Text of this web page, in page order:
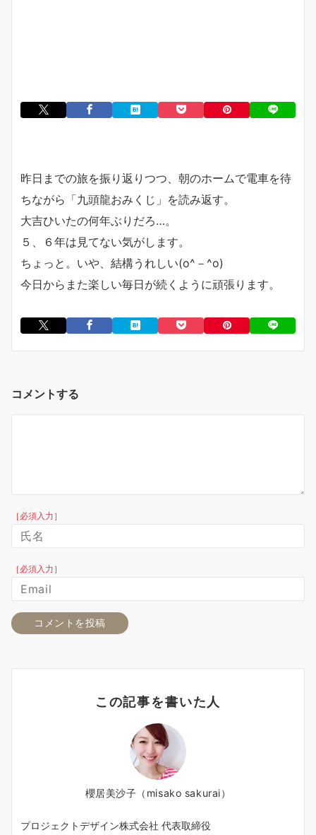
昨日までの旅を振り返りつつ、朝のホームで電車を待
ちながら「九頭龍おみくじ」を読み返す。
大吉ひいたの何年ぶりだろ…。
５、６年は見てない気がします。
ちょっと。いや、結構うれしい(o^－^o)
今日からまた楽しい毎日が続くように頑張ります。
コメントする
［必須入力］
［必須入力］
この記事を書いた人
櫻居美沙子（misako sakurai）
プロジェクトデザイン株式会社 代表取締役